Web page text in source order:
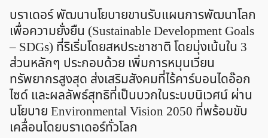
บราเดอร์ พัฒนานโยบายขานรับแผนการพัฒนาโลก
เพื่อความยั่งยืน (Sustainable Development Goals
– SDGs) ที่ริเริ่มโดยสหประชาชาติ โดยมุ่งเน้นใน 3
ส่วนหลักๆ ประกอบด้วย เพิ่มการหมุนเวียน
ทรัพยากรสูงสุด ส่งเสริมสังคมที่ไร้คาร์บอนไดอ๊อก
ไซด์ และผลลัพธ์สุทธิที่เป็นบวกในระบบนิเวศน์ ผ่าน
นโยบาย Environmental Vision 2050 ที่พร้อมขับ
เคลื่อนโดยบราเดอร์ทั่วโลก